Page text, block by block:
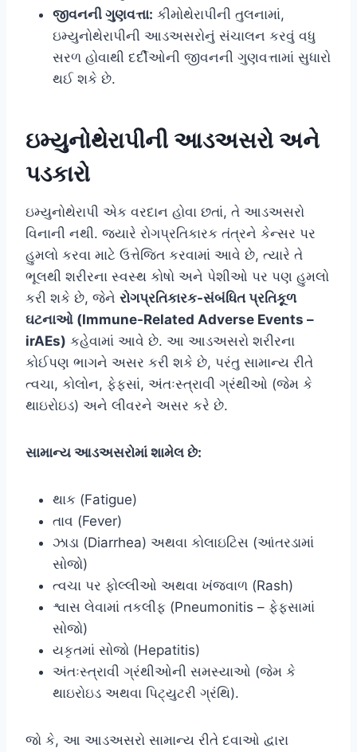
જીવનની ગુણવત્તા: કીમોથેરાપીની તુલનામાં,
ઇમ્યુનોથેરાપીની આડઅસરોનું સંચાલન કરવું વધુ
સરળ હોવાથી દર્દીઓની જીવનની ગુણવત્તામાં સુધારો
થઈ શકે છે.
ઇમ્યુનોથેરાપીની આડઅસરો અને
પડકારો
ઇમ્યુનોથેરાપી એક વરદાન હોવા છતાં, તે આડઅસરો
વિનાની નથી. જ્યારે રોગપ્રતિકારક તંત્રને કેન્સર પર
હુમલો કરવા માટે ઉત્તેજિત કરવામાં આવે છે, ત્યારે તે
ભૂલથી શરીરના સ્વસ્થ કોષો અને પેશીઓ પર પણ હુમલો
કરી શકે છે, જેને રોગપ્રતિકારક-સંબંધિત પ્રતિકૂળ
ઘટનાઓ (Immune-Related Adverse Events –
irAEs) કહેવામાં આવે છે. આ આડઅસરો શરીરના
કોઈપણ ભાગને અસર કરી શકે છે, પરંતુ સામાન્ય રીતે
ત્વચા, કોલોન, ફેફસાં, અંતઃસ્ત્રાવી ગ્રંથીઓ (જેમ કે
થાઇરોઇડ) અને લીવરને અસર કરે છે.
સામાન્ય આડઅસરોમાં શામેલ છે:
થાક (Fatigue)
તાવ (Fever)
ઝાડા (Diarrhea) અથવા કોલાઇટિસ (આંતરડામાં
સોજો)
ત્વચા પર ફોલ્લીઓ અથવા ખંજવાળ (Rash)
શ્વાસ લેવામાં તકલીફ (Pneumonitis – ફેફસામાં
સોજો)
યકૃતમાં સોજો (Hepatitis)
અંતઃસ્ત્રાવી ગ્રંથીઓની સમસ્યાઓ (જેમ કે
થાઇરોઇડ અથવા પિટ્યુટરી ગ્રંથિ).
જો કે, આ આડઅસરો સામાન્ય રીતે દવાઓ દ્વારા